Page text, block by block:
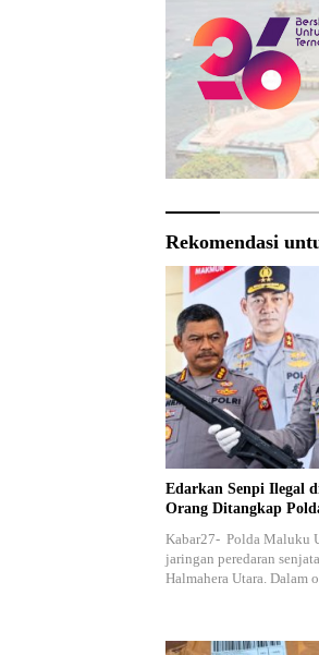
Rekomendasi
Edarkan Senpi Ilegal
Orang Ditangkap
Kabar27- Polda Maluku
jaringan peredaran
Halmahera Utara. Dalam